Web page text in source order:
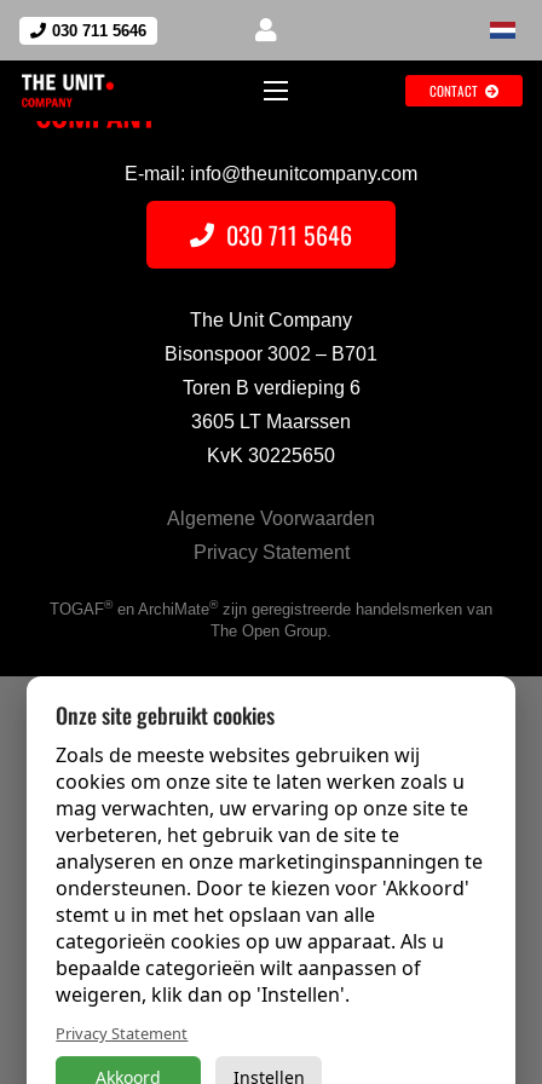
030 711 5646
CONTACT
E-mail: info@theunitcompany.com
030 711 5646
The Unit Company
Bisonspoor 3002 – B701
Toren B verdieping 6
3605 LT Maarssen
KvK 30225650
Algemene Voorwaarden
Privacy Statement
TOGAF®en ArchiMate®zijn geregistreerde handelsmerken van
The Open Group.
Onze site gebruikt cookies
Zoals de meeste websites gebruiken wij
cookies om onze site te laten werken zoals u
mag verwachten, uw ervaring op onze site te
verbeteren, het gebruik van de site te
analyseren en onze marketinginspanningen te
ondersteunen. Door te kiezen voor 'Akkoord'
stemt u in met het opslaan van alle
categorieën cookies op uw apparaat. Als u
bepaalde categorieën wilt aanpassen of
weigeren, klik dan op 'Instellen'.
Privacy Statement
Akkoord Instellen